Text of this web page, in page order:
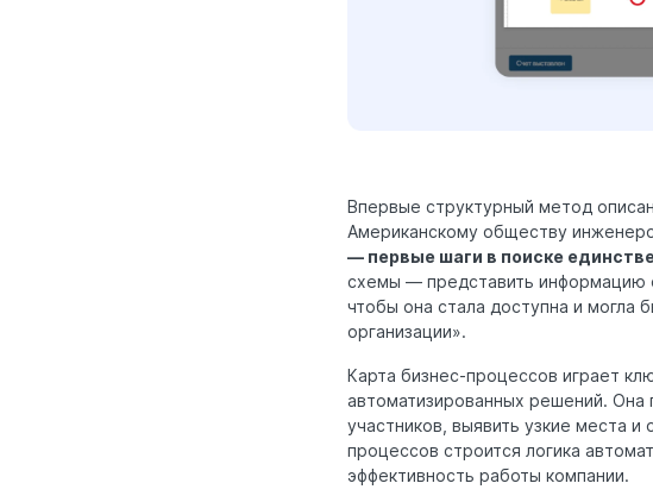
Впервые структурный метод
Американскому обществу
— первые шаги в поиске
схемы — представить информацию
чтобы она стала доступна и могла
организации».
Карта бизнес-процессов играет
автоматизированных решений. Она
участников, выявить узкие места
процессов строится логика
эффективность работы компании.